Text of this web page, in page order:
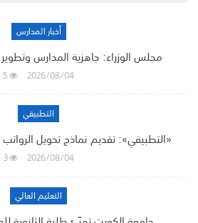
أخبار المدارس
مجلس الوزراء: جاهزية المدارس
2026/08/04
5
التطبيقي
«التطبيقي»: تقديم نماذج تحويل
2026/08/04
3
التعليم العالي